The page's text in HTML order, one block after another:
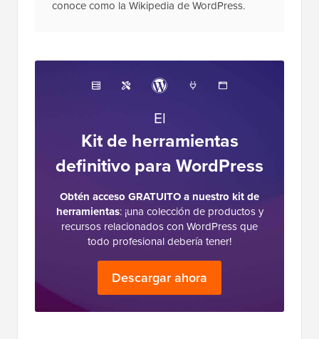
conoce como la Wikipedia de WordPress.
El
Kit de herramientas
definitivo para WordPress
Obtén acceso GRATUITO a nuestro kit de
herramientas: ¡una colección de productos y
recursos relacionados con WordPress que
todo profesional debería tener!
Descargar ahora